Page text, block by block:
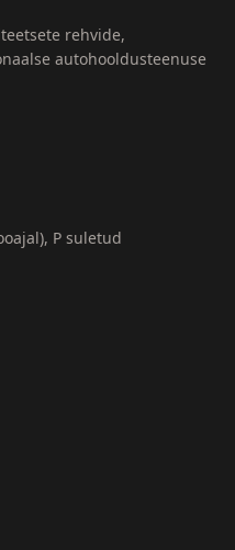
rehvide,
autohooldusteenuse
P suletud